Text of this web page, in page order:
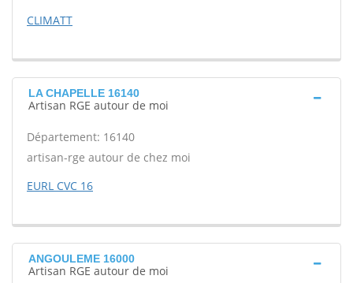
CLIMATT
LA CHAPELLE 16140
Artisan RGE autour de moi
Département: 16140
artisan-rge autour de chez moi
EURL CVC 16
ANGOULEME 16000
Artisan RGE autour de moi